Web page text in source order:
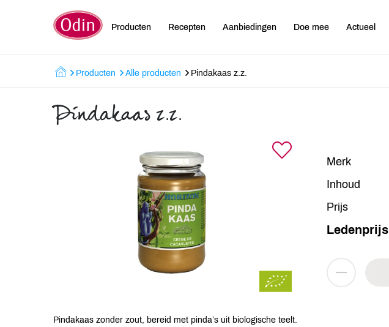
Producten Recepten Aanbiedingen Doe mee Actueel
Producten Alle producten Pindakaas z.z.
Pindakaas z.z.
Merk
Inhoud
Prijs
Ledenprijs
Pindakaas zonder zout, bereid met pinda’s uit biologische teelt.